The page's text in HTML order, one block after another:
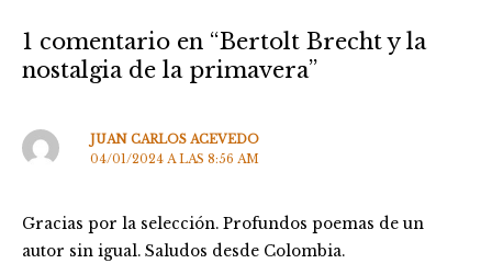
1 comentario en “Bertolt Brecht y la
nostalgia de la primavera”
JUAN CARLOS ACEVEDO
04/01/2024 A LAS 8:56 AM
Gracias por la selección. Profundos poemas de un
autor sin igual. Saludos desde Colombia.